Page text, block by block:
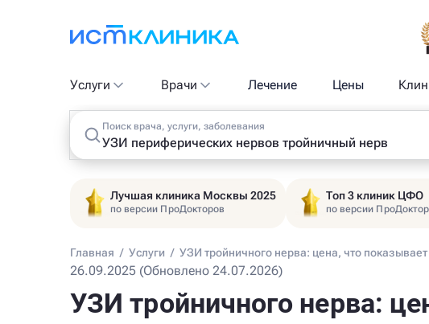
Услуги Врачи Лечение Цены
Поиск врача, услуги, заболевания
Лучшая клиника Москвы 2025
по версии ПроДокторов
Топ 3 клиник ЦФО
по версии
Главная / Услуги / УЗИ тройничного нерва: цена, что
26.09.2025 (Обновлено 24.07.2026)
УЗИ тройничного нерва: